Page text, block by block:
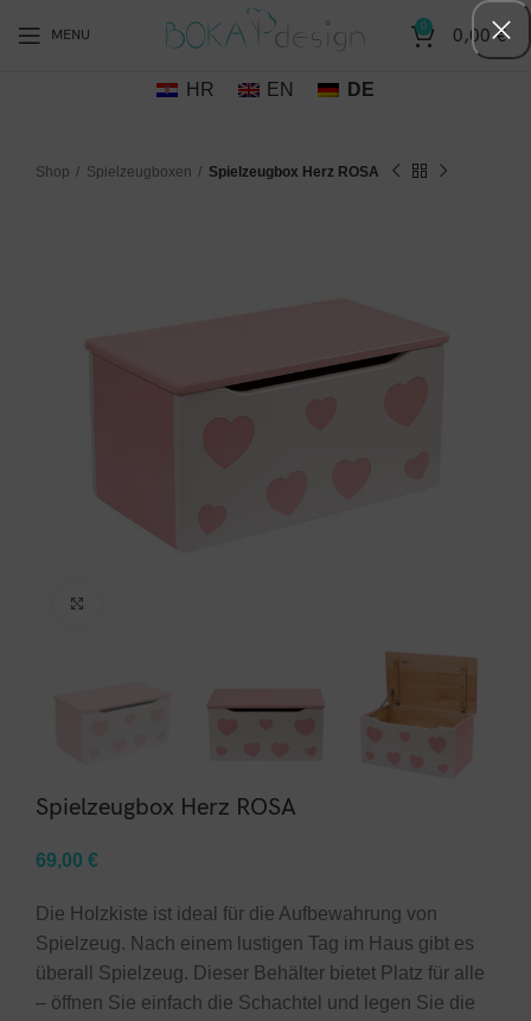
MENU 0 0,00€
HR EN DE
Shop Spielzeugboxen Spielzeugbox Herz ROSA
Spielzeugbox Herz ROSA
69,00 €
Die Holzkiste ist ideal für die Aufbewahrung von
Spielzeug. Nach einem lustigen Tag im Haus gibt es
überall Spielzeug. Dieser Behälter bietet Platz für alle
– öffnen Sie einfach die Schachtel und legen Sie die